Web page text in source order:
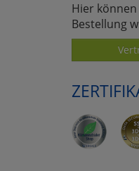
Hier
Bestellung